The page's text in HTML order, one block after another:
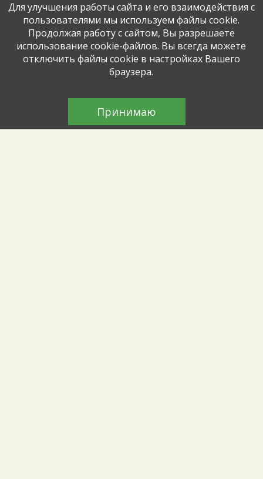
Волшебное лето знаний
Познавательные занятия прошли для
дошкольников
Логика и факты
Для улучшения работы сайта и его взаимодействия с
пользователями мы используем файлы cookie.
Продолжая работу с сайтом, Вы разрешаете
использование cookie-файлов. Вы всегда можете
отключить файлы cookie в настройках Вашего
браузера.
Принимаю